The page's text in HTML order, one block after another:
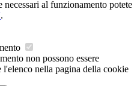
al funzionamento potete
.
non possono essere
nella pagina della cookie